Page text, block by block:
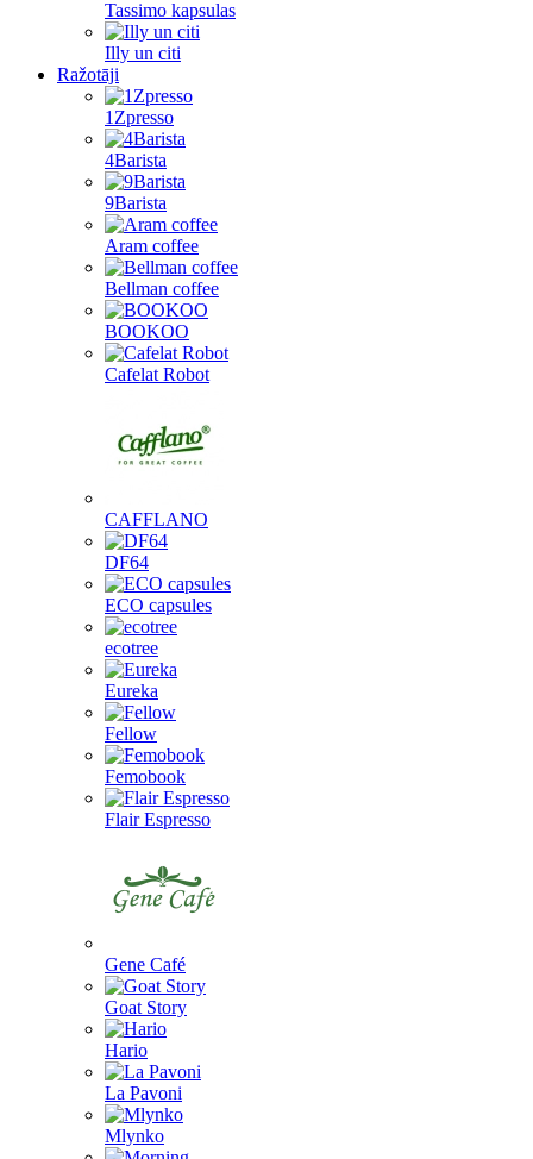
Tassimo kapsulas
Illy un citi
Ražotāji
1Zpresso
4Barista
9Barista
Aram coffee
Bellman coffee
BOOKOO
Cafelat Robot
CAFFLANO
DF64
ECO capsules
ecotree
Eureka
Fellow
Femobook
Flair Espresso
Gene Café
Goat Story
Hario
La Pavoni
Mlynko